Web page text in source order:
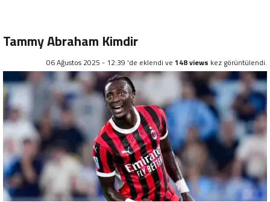
Tammy Abraham Kimdir
06 Ağustos 2025 - 12:39 'de eklendi ve 148 views kez görüntülendi.